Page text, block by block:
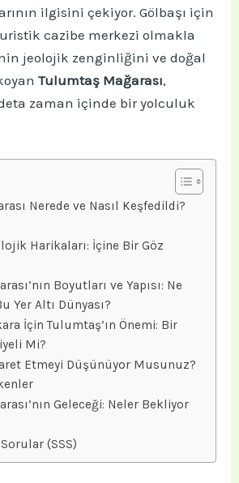
ilgisini çekiyor. Gölbaşı için
cazibe merkezi olmakla
jeolojik zenginliğini ve doğal
Tulumtaş Mağarası,
zaman içinde bir yolculuk
Nerede ve Nasıl Keşfedildi?
Harikaları: İçine Bir Göz
Boyutları ve Yapısı: Ne
Yer Altı Dünyası?
İçin Tulumtaş’ın Önemi: Bir
Mi?
Etmeyi Düşünüyor Musunuz?
Geleceği: Neler Bekliyor
(SSS)